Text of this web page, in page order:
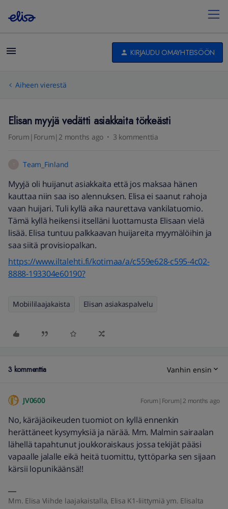
KIRJAUDU OMAYHTEISÖÖN
Aiheen vierestä
Elisan myyjä vedätti asiakkaita törkeästi
Forum|Forum|2 months ago 3 kommenttia
Team_Finland
Myyjä oli huijanut asiakkaita että jos maksaa hänen
kauttaa niin saa iso alennuksen. Elisa ei saanut rahoja
vaan huijari. Tuli kyllä aika naurettava vankilatuomio.
Tämä kyllä heikensi itselläni luottamusta Elisaan vielä
lisää. Elisa tuntuu palkkaavan huijareita myymälöihin ja
saa siitä provisiopalkan.
https://www.iltalehti.fi/kotimaa/a/c559e628-c595-4c02-
8888-193304e60190?
Mobiililaajakaista Elisan asiakaspalvelu
3 kommenttia Vanhin ensin
JV0600 Forum|Forum|2 months ago
No, käräjäoikeuden tuomiot on kyllä ennenkin
herättäneet kysymyksiä ja närää. Mm. Malmin sairaalan
lähellä tapahtunut joukkoraiskaus jossa tekijät pääsi
vapaalle jalalle eikä heitä tuomittu, tyttöparka sen sijaan
kärsii lopunikäänsä!!
Mm. Elisa Viihde laajakaistalla, Elisa K1-liittymiä ym. Elisalta